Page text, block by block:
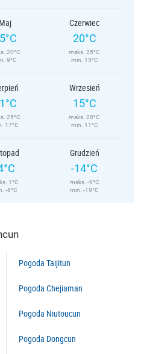
Maj
20°C
9°C
Czerwiec
20°C
maks. 25°C
min. 15°C
25°C
17°C
Wrzesień
15°C
maks. 20°C
min. 11°C
1°C
-8°C
Grudzień
-14°C
maks. -9°C
min. -19°C
Pogoda Taijitun
Pogoda Chejiaman
Pogoda Niutoucun
Pogoda Dongcun